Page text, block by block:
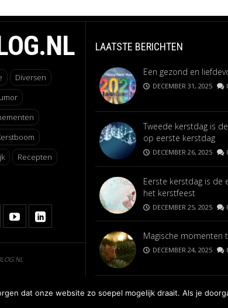
Diversen
Recepten
LAATSTE BERICHTEN
Een gezond en
DECEMBER 31, 2025
Tweede kerstdag is
op eerste kerstdag
DECEMBER 26, 2025
Eerste kerstdag is de
het kerstfeest
DECEMBER 25, 2025
Magische momenten
DECEMBER 24, 2025
dat onze website zo soepel mogelijk draait. Als je